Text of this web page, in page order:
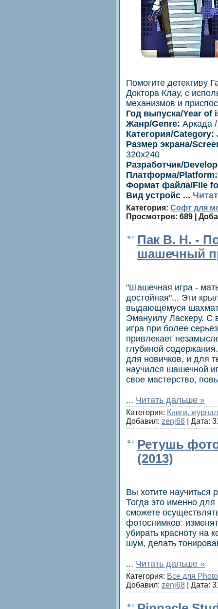
Помогите детективу
Доктора Клау, с
механизмов и
Год выпуска/Year of
Жанр/Genre: Аркада
Категория/Category:
Размер экрана/
320x240
Разработчик/
Платформа/Platform:
Формат файла/File
Вид устройс ...
Категория: Софт для
Просмотров: 689 |
Пак В. Н. -
шашечный
"Шашечная игра -
достойная"... Эти
выдающемуся
Эмануилу Ласкеру. С
игра при более
привлекает
глубиной
для новичков, и для
научился шашечной
свое мастерство,
... Читать дальше »
Категория: Книги,
Добавил: zenj68 | Дата:
Ретушь
(2013)
Вы хотите научиться
Тогда это именно
сможете
фотоснимков:
убирать красноту на
шум, делать
... Читать дальше »
Категория: Все для
Добавил: zenj68 | Дата: